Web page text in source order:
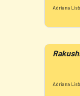
Adriana
Adriana